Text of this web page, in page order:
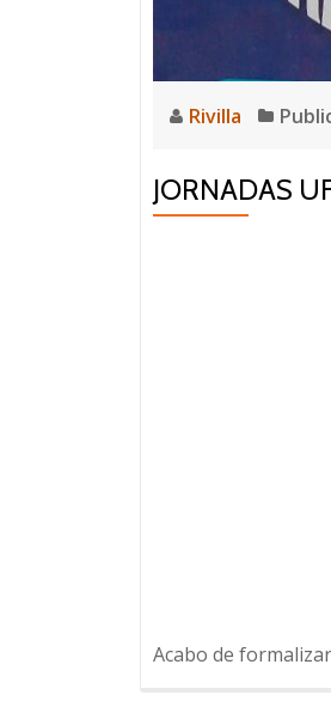
Rivilla
JORNADAS
Acabo de